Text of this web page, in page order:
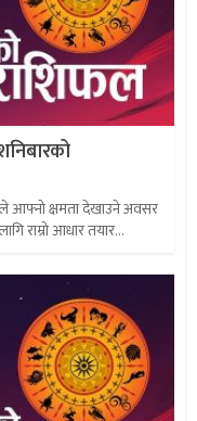
आफ्नो क्षमता देखाउने अवसर
राम्रो आधार तयार...